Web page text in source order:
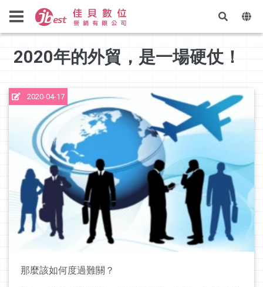
2020年的外貿，是一場硬仗！
2020-04-17
那麼該如何度過難關？